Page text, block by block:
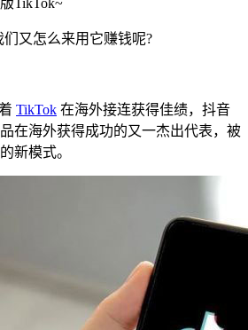
又怎么来用它赚钱呢?
TikTok 在海外接连获得佳绩，抖音
在海外获得成功的又一杰出代表，被
新模式。